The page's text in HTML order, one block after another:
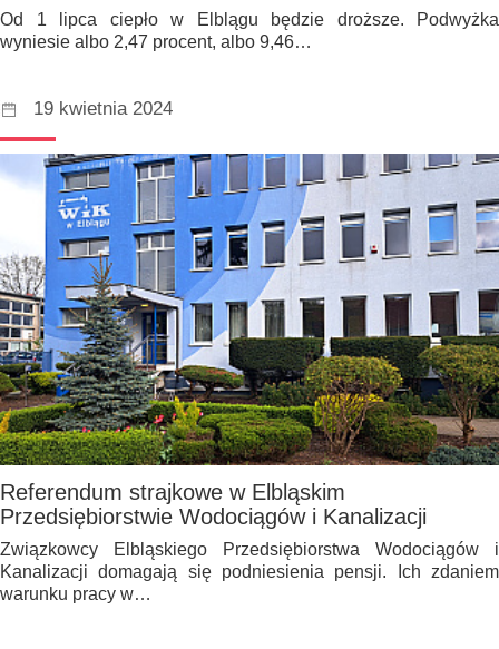
Od 1 lipca ciepło w Elblągu będzie droższe. Podwyżka
wyniesie albo 2,47 procent, albo 9,46…
19 kwietnia 2024
Referendum strajkowe w Elbląskim
Przedsiębiorstwie Wodociągów i Kanalizacji
Związkowcy Elbląskiego Przedsiębiorstwa Wodociągów i
Kanalizacji domagają się podniesienia pensji. Ich zdaniem
warunku pracy w…